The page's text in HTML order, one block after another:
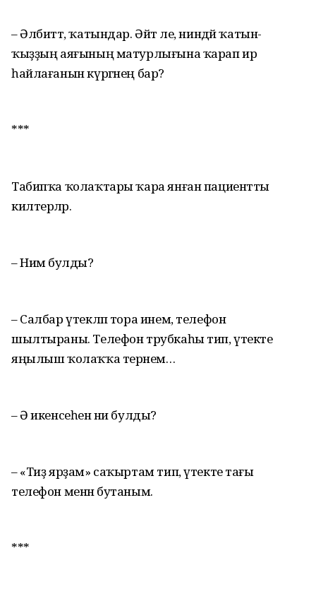
– Әлбиттә, ҡатындар. Әйт әле, ниндәй ҡатын-
ҡыҙҙың аяғының матурлығына ҡарап ир
һайлағанын күргәнең бар?
***
Табипҡа ҡолаҡтары ҡара янған пациентты
килтерәләр.
– Нимә булды?
– Салбар үтекләп тора инем, телефон
шылтыраны. Телефон трубкаһы тип, үтекте
яңылыш ҡолаҡҡа терәнем…
– Ә икенсеһенә ни булды?
– «Тиҙ ярҙам» саҡыртам тип, үтекте тағы
телефон менән бутаным.
***